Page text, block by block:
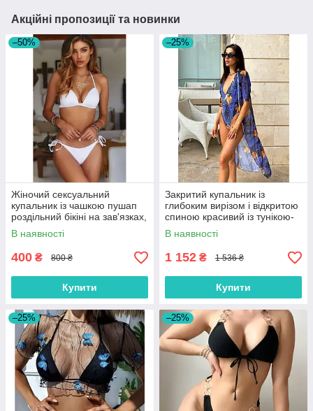
Акційні пропозиції та новинки
–50%
Жіночий сексуальний
купальник із чашкою пушап
роздільний бікіні на зав'язках,
білий
В наявності
400 ₴ 800 ₴
Купити
–25%
Закритий купальник із
глибоким вирізом і відкритою
спиною красивий із тунікою-
накидкою у комплекті,
зелений, синій
В наявності
1 152 ₴ 1 536 ₴
Купити
–25% –25%